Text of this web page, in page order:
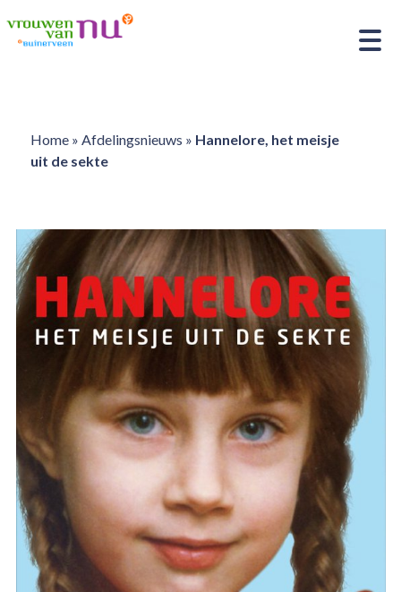
Home» Afdelingsnieuws » Hannelore, het meisje
uit de sekte